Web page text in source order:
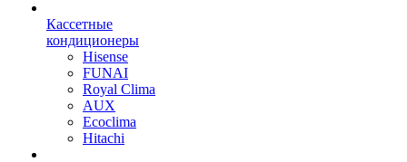
Кассетные
кондиционеры
Hisense
FUNAI
Royal Clima
AUX
Ecoclima
Hitachi